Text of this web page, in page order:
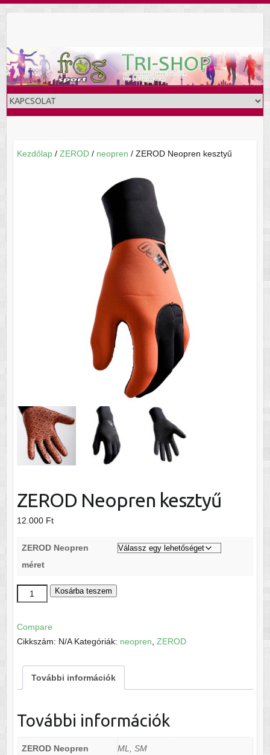
Skip
Kezdőlap/ ZEROD/ neopren / ZEROD Neopren kesztyű
ZEROD Neopren kesztyű
12.000 Ft
ZEROD Neopren
méret
ZEROD
Neopren
mennyiség
Kosárba teszem
Compare
Cikkszám: N/A Kategóriák: neopren ZEROD
További információk
További információk
ZEROD Neopren
ML, SM